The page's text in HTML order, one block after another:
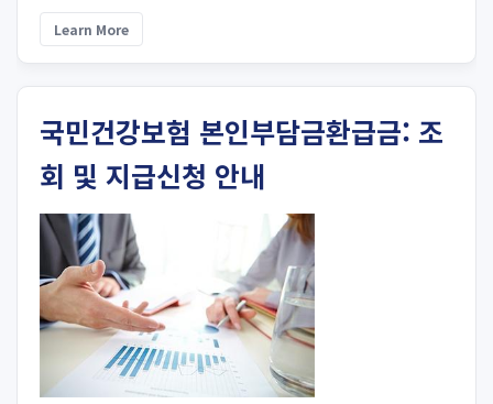
Learn More
국민건강보험 본인부담금환급금: 조
회 및 지급신청 안내